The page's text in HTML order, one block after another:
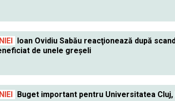
Ioan Ovidiu Sabău reacţionează după
de unele greşeli
Buget important pentru Universitatea Cluj,